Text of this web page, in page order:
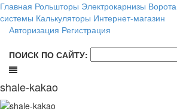
Главная Рольшторы Электрокарнизы Ворота
системы Калькуляторы Интернет-магазин
Авторизация Регистрация
ПОИСК ПО САЙТУ:
shale-kakao